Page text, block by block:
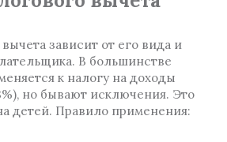
зависит от его вида и
В большинстве
к налогу на доходы
но бывают исключения. Это
детей. Правило применения: